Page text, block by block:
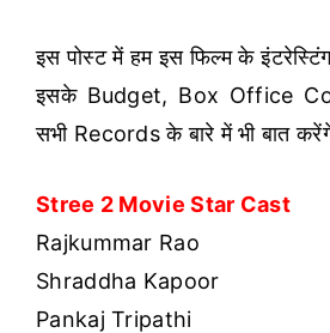
इस पोस्ट में हम इस फिल्म के
इसके Budget, Box Office
सभी Records के बारे में भी बात
Stree 2 Movie Star Cast
Rajkummar Rao
Shraddha Kapoor
Pankaj Tripathi